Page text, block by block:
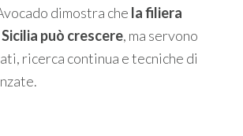
dimostra che la filiera
può crescere, ma servono
ricerca continua e tecniche di